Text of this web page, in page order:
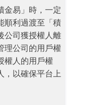
金易」時，一定
順利過渡至「積
公司獲授權人離
理公司的用戶權
權人的用戶權
，以確保平台上